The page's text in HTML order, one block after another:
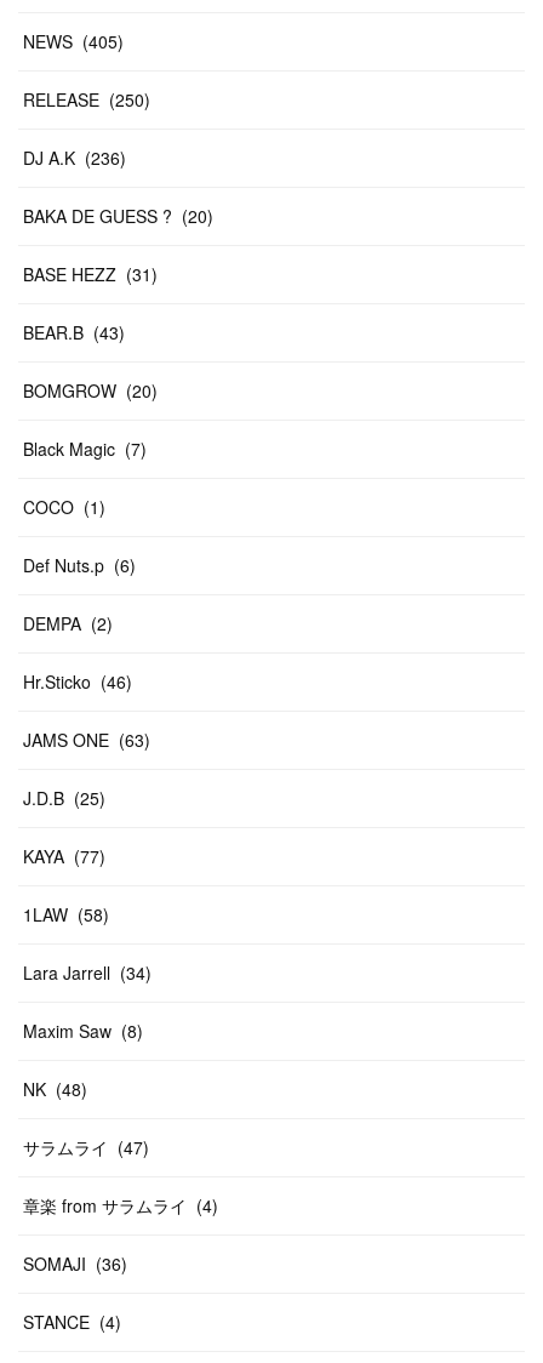
NEWS (405)
RELEASE (250)
DJ A.K (236)
BAKA DE GUESS ? (20)
BASE HEZZ (31)
BEAR.B (43)
BOMGROW (20)
Black Magic (7)
COCO (1)
Def Nuts.p (6)
DEMPA (2)
Hr.Sticko (46)
JAMS ONE (63)
J.D.B (25)
KAYA (77)
1LAW (58)
Lara Jarrell (34)
Maxim Saw (8)
NK (48)
サラムライ (47)
章楽 from サラムライ (4)
SOMAJI (36)
STANCE (4)